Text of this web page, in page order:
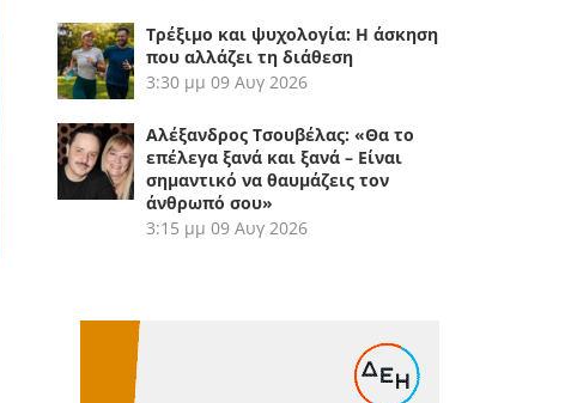
Τρέξιμο και ψυχολογία: Η άσκηση
που αλλάζει τη διάθεση
3:30 μμ 09 Αυγ 2026
Αλέξανδρος Τσουβέλας: «Θα το
επέλεγα ξανά και ξανά – Είναι
σημαντικό να θαυμάζεις τον
άνθρωπό σου»
3:15 μμ 09 Αυγ 2026